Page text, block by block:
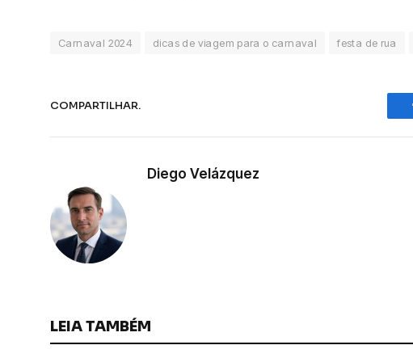
Carnaval 2024 dicas de viagem para o carnaval festa de rua
COMPARTILHAR.
Diego Velázquez
LEIA TAMBÉM